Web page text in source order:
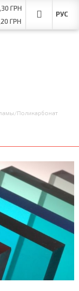
ГРН
ГРН
/Поликарбонат